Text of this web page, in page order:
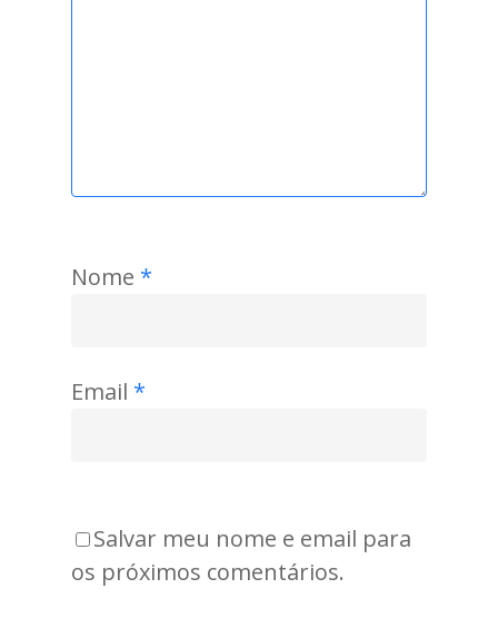
Nome *
Email *
Salvar meu nome e email para
os próximos comentários.